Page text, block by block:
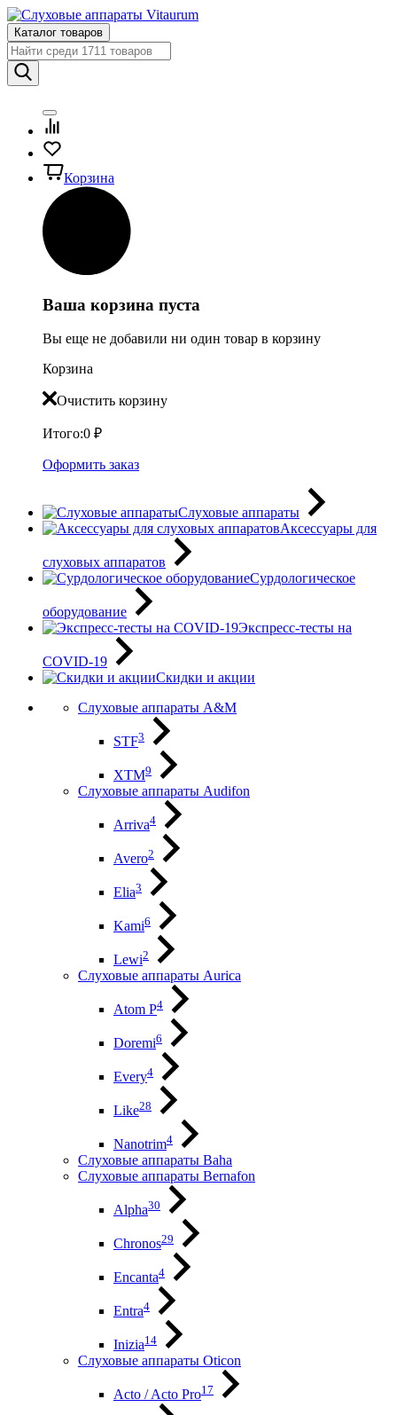
Каталог товаров
Корзина
Ваша корзина пуста
Вы еще не добавили ни один товар в корзину
Корзина
Очистить корзину
Итого:0 ₽
Оформить заказ
Слуховые аппараты
Аксессуары для
слуховых аппаратов
Сурдологическое
оборудование
Экспресс-тесты на
COVID-19
Скидки и акции
Слуховые аппараты A&M
STF3
XTM9
Слуховые аппараты Audifon
Arriva4
Avero2
Elia3
Kami6
Lewi2
Слуховые аппараты Aurica
Atom P4
Doremi6
Every4
Like28
Nanotrim4
Слуховые аппараты Baha
Слуховые аппараты Bernafon
Alpha30
Chronos29
Encanta4
Entra4
Inizia14
Слуховые аппараты Oticon
Acto / Acto Pro17